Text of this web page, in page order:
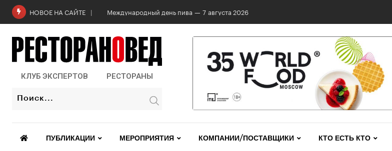
НОВОЕ НА САЙТЕ Роскачество проверило бургеры в 20 сетях: выявлены нарушения и названы лидеры
КЛУБ ЭКСПЕРТОВ РЕСТОРАНЫ
ПУБЛИКАЦИИ МЕРОПРИЯТИЯ КОМПАНИИ/ПОСТАВЩИКИ КТО ЕСТЬ КТО